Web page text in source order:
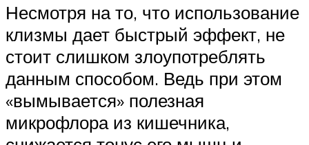
Несмотря на то, что использование
клизмы дает быстрый эффект, не
стоит слишком злоупотреблять
данным способом. Ведь при этом
«вымывается» полезная
микрофлора из кишечника,